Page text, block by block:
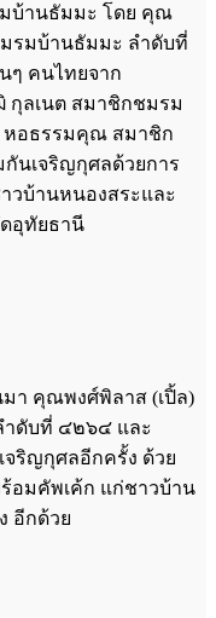
บ้านธัมมะ โดย คุณ
รมบ้านธัมมะ ลำดับที่
ๆ คนไทยจาก
ลเนต สมาชิกชมรม
อธรรมคุณ สมาชิก
นเจริญกุศลด้วยการ
วบ้านหนองสระและ
อุทัยธานี
า คุณพงศ์พิลาส (เปิ้ล)
ำดับที่ ๔๒๖๔ และ
จริญกุศลอีกครั้ง ด้วย
อมคัพเค้ก แก่ชาวบ้าน
อีกด้วย